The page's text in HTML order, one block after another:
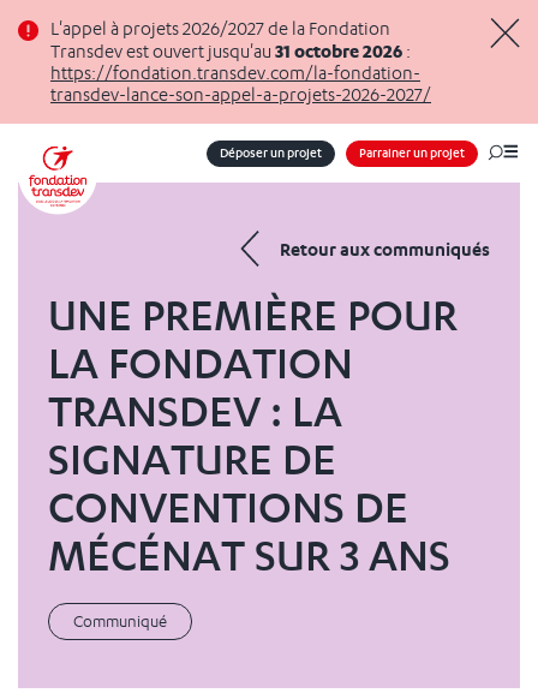
L'appel à projets 2026/2027 de la Fondation
Transdev est ouvert jusqu'au 31 octobre 2026 :
https://fondation.transdev.com/la-fondation-
transdev-lance-son-appel-a-projets-2026-2027/
Déposer un projet Parrainer un projet
Retour aux communiqués
UNE PREMIÈRE POUR
LA FONDATION
TRANSDEV : LA
SIGNATURE DE
CONVENTIONS DE
MÉCÉNAT SUR 3 ANS
Communiqué